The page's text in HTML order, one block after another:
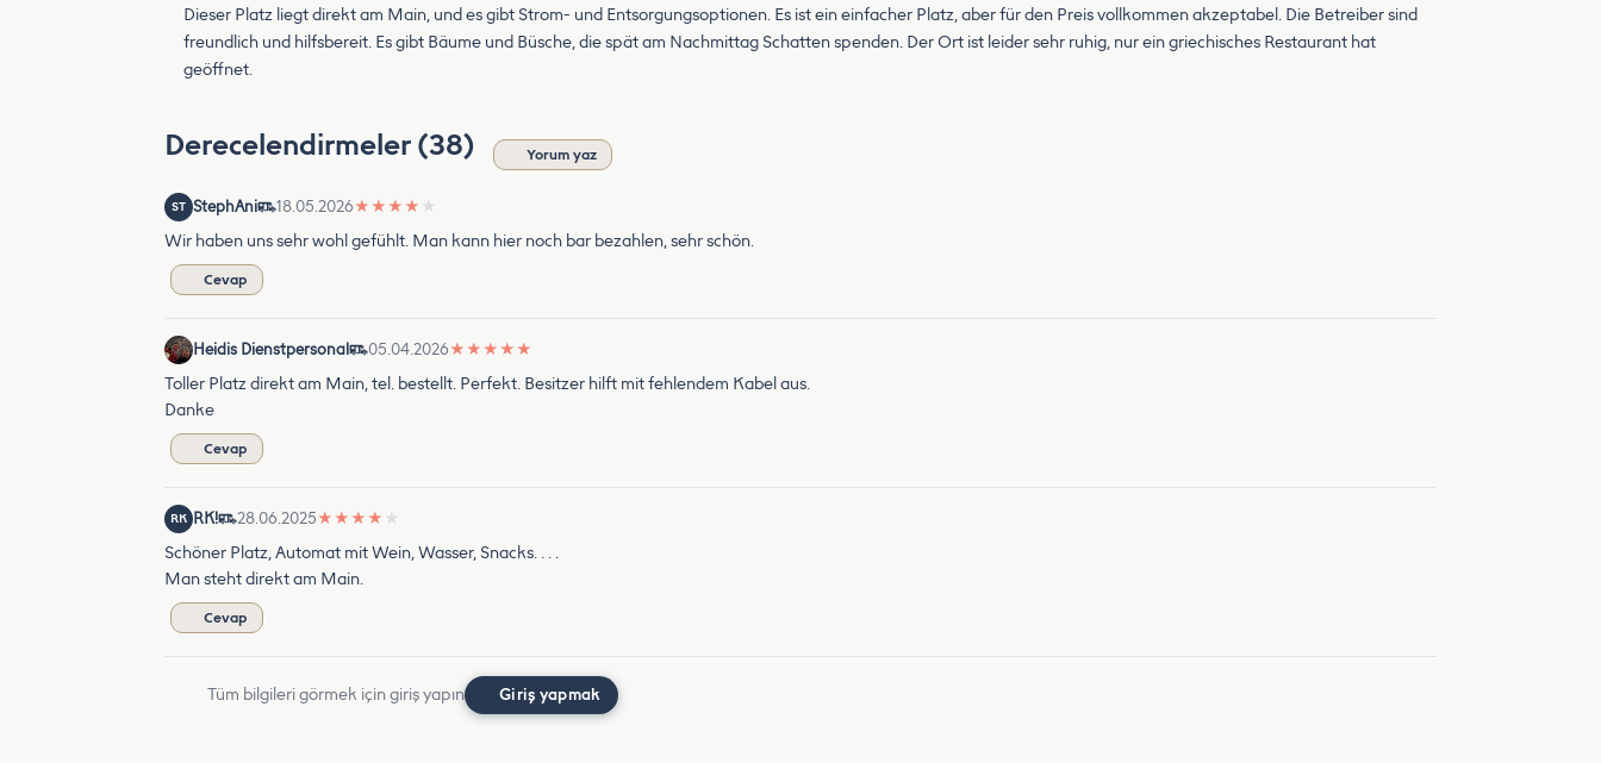
Dieser Platz liegt direkt am Main, und es gibt Strom- und Entsorgungsoptionen. Es ist ein einfacher Platz, aber für den Preis vollkommen akzeptabel. Die Betreiber sind
freundlich und hilfsbereit. Es gibt Bäume und Büsche, die spät am Nachmittag Schatten spenden. Der Ort ist leider sehr ruhig, nur ein griechisches Restaurant hat
geöffnet.
Derecelendirmeler (38) Yorum yaz
ST StephAni 18.05.2026★ ★ ★ ★ ★
Wir haben uns sehr wohl gefühlt. Man kann hier noch bar bezahlen, sehr schön.
Cevap
Heidis Dienstpersonal 05.04.2026★ ★ ★ ★ ★
Toller Platz direkt am Main, tel. bestellt. Perfekt. Besitzer hilft mit fehlendem Kabel aus.
Danke
Cevap
RK RK! 28.06.2025★ ★ ★ ★ ★
Schöner Platz, Automat mit Wein, Wasser, Snacks. . . .
Man steht direkt am Main.
Cevap
Tüm bilgileri görmek için giriş yapın Giriş yapmak